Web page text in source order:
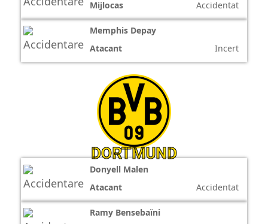
Mijlocas Accidentat
Memphis Depay
Atacant
Incert
DORTMUND
Donyell Malen
Atacant
Accidentat
Ramy Bensebaïni